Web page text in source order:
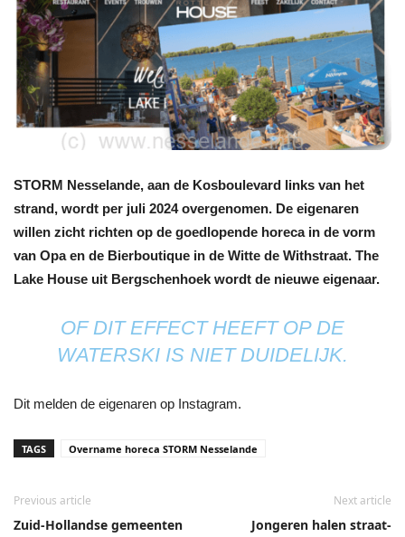
STORM Nesselande, aan de Kosboulevard links van het
strand, wordt per juli 2024 overgenomen. De eigenaren
willen zicht richten op de goedlopende horeca in de vorm
van Opa en de Bierboutique in de Witte de Withstraat. The
Lake House uit Bergschenhoek wordt de nieuwe eigenaar.
OF DIT EFFECT HEEFT OP DE
WATERSKI IS NIET DUIDELIJK.
Dit melden de eigenaren op Instagram.
TAGS Overname horeca STORM Nesselande
Previous article
Zuid-Hollandse gemeenten
Next article
Jongeren halen straat-